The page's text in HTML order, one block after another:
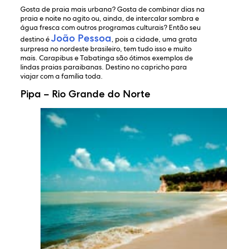
Gosta de praia mais urbana? Gosta de combinar dias na
praia e noite no agito ou, ainda, de intercalar sombra e
água fresca com outros programas culturais? Então seu
destino éJoão Pessoa, pois a cidade, uma grata
surpresa no nordeste brasileiro, tem tudo isso e muito
mais. Carapibus e Tabatinga são ótimos exemplos de
lindas praias paraibanas. Destino no capricho para
viajar com a família toda.
Pipa – Rio Grande do Norte